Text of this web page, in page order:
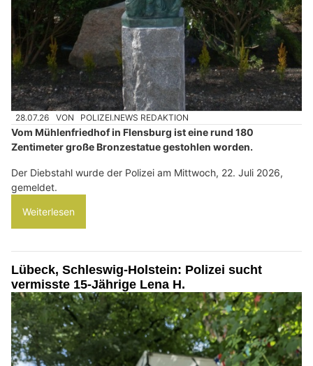
28.07.26 VON POLIZEI.NEWS REDAKTION
Vom Mühlenfriedhof in Flensburg ist eine rund 180
Zentimeter große Bronzestatue gestohlen worden.
Der Diebstahl wurde der Polizei am Mittwoch, 22. Juli 2026,
gemeldet.
Weiterlesen
Lübeck, Schleswig-Holstein: Polizei sucht
vermisste 15-Jährige Lena H.